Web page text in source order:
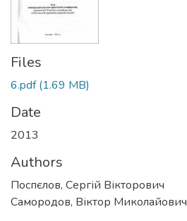
Files
6.pdf(1.69 MB)
Date
2013
Authors
Поспєлов, Сергій Вікторович
Самородов, Віктор Миколайович